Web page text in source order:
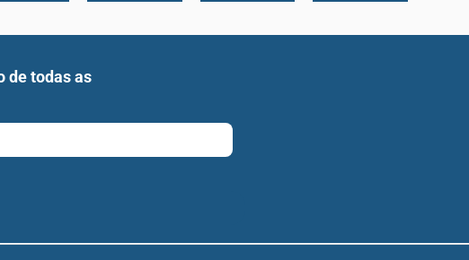
de todas as